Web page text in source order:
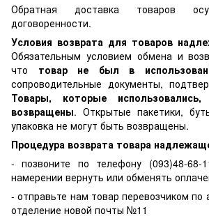
Обратная доставка товаров
договоренности.
Условия возврата для товаров
Обязательным условием обмена и
что товар не был в
сопроводительные документы,
Товары, которые
возвращены. Открытые пакетики,
упаковка не могут быть возвращены.
Процедура возврата товара
- позвоните по телефону (093)48-
намерении вернуть или обменять
- отправьте нам товар перевозчиком по
отделение новой почты №11